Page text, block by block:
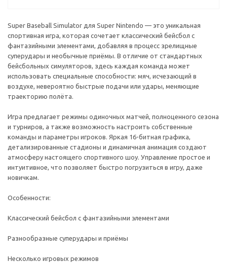
Super Baseball Simulator для Super Nintendo — это уникальная
спортивная игра, которая сочетает классический бейсбол с
фантазийными элементами, добавляя в процесс зрелищные
суперудары и необычные приёмы. В отличие от стандартных
бейсбольных симуляторов, здесь каждая команда может
использовать специальные способности: мяч, исчезающий в
воздухе, невероятно быстрые подачи или удары, меняющие
траекторию полёта.
Игра предлагает режимы одиночных матчей, полноценного сезона
и турниров, а также возможность настроить собственные
команды и параметры игроков. Яркая 16-битная графика,
детализированные стадионы и динамичная анимация создают
атмосферу настоящего спортивного шоу. Управление простое и
интуитивное, что позволяет быстро погрузиться в игру, даже
новичкам.
Особенности:
Классический бейсбол с фантазийными элементами
Разнообразные суперудары и приёмы
Несколько игровых режимов